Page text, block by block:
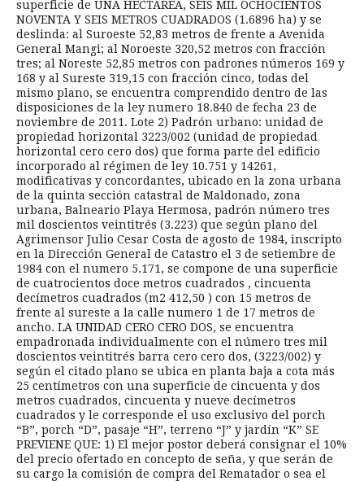
superficie de UNA HECTAREA, SEIS MIL OCHOCIENTOS
NOVENTA Y SEIS METROS CUADRADOS (1.6896 ha) y se
deslinda: al Suroeste 52,83 metros de frente a Avenida
General Mangi; al Noroeste 320,52 metros con fracción
tres; al Noreste 52,85 metros con padrones números 169 y
168 y al Sureste 319,15 con fracción cinco, todas del
mismo plano, se encuentra comprendido dentro de las
disposiciones de la ley numero 18.840 de fecha 23 de
noviembre de 2011. Lote 2) Padrón urbano: unidad de
propiedad horizontal 3223/002 (unidad de propiedad
horizontal cero cero dos) que forma parte del edificio
incorporado al régimen de ley 10.751 y 14261,
modificativas y concordantes, ubicado en la zona urbana
de la quinta sección catastral de Maldonado, zona
urbana, Balneario Playa Hermosa, padrón número tres
mil doscientos veintitrés (3.223) que según plano del
Agrimensor Julio Cesar Costa de agosto de 1984, inscripto
en la Dirección General de Catastro el 3 de setiembre de
1984 con el numero 5.171, se compone de una superficie
de cuatrocientos doce metros cuadrados , cincuenta
decímetros cuadrados (m2 412,50 ) con 15 metros de
frente al sureste a la calle numero 1 de 17 metros de
ancho. LA UNIDAD CERO CERO DOS, se encuentra
empadronada individualmente con el número tres mil
doscientos veintitrés barra cero cero dos, (3223/002) y
según el citado plano se ubica en planta baja a cota más
25 centímetros con una superficie de cincuenta y dos
metros cuadrados, cincuenta y nueve decímetros
cuadrados y le corresponde el uso exclusivo del porch
“B”, porch “D”, pasaje “H”, terreno “J” y jardín “K” SE
PREVIENE QUE: 1) El mejor postor deberá consignar el 10%
del precio ofertado en concepto de seña, y que serán de
su cargo la comisión de compra del Rematador o sea el